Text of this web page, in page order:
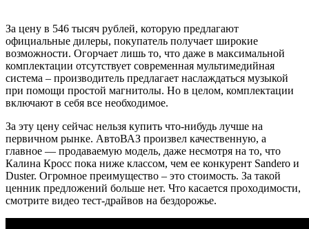
За цену в 546 тысяч рублей, которую предлагают
официальные дилеры, покупатель получает широкие
возможности. Огорчает лишь то, что даже в максимальной
комплектации отсутствует современная мультимедийная
система – производитель предлагает наслаждаться музыкой
при помощи простой магнитолы. Но в целом, комплектации
включают в себя все необходимое.
За эту цену сейчас нельзя купить что-нибудь лучше на
первичном рынке. АвтоВАЗ произвел качественную, а
главное — продаваемую модель, даже несмотря на то, что
Калина Кросс пока ниже классом, чем ее конкурент Sandero и
Duster. Огромное преимущество – это стоимость. За такой
ценник предложений больше нет. Что касается проходимости,
смотрите видео тест-драйвов на бездорожье.